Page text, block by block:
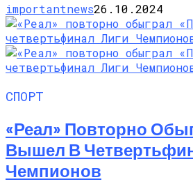
importantnews26.10.2024
СПОРТ
«Реал» Повторно
Вышел В
Чемпионов